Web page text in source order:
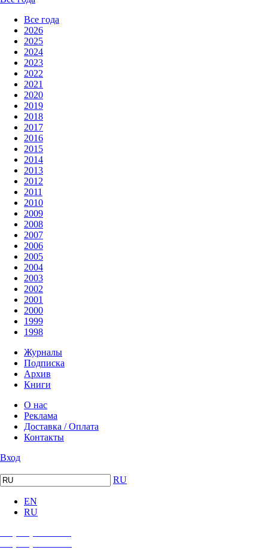
Все года
2026
2025
2024
2023
2022
2021
2020
2019
2018
2017
2016
2015
2014
2013
2012
2011
2010
2009
2008
2007
2006
2005
2004
2003
2002
2001
2000
1999
1998
Журналы
Подписка
Архив
Книги
О нас
Реклама
Доставка / Оплата
Контакты
Вход
RU
EN
RU